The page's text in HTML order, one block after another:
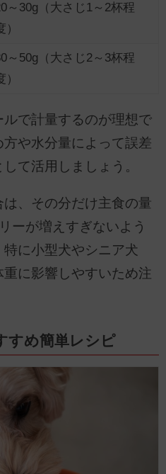
～30g（大さじ1～2杯程
）
～50g（大さじ2～3杯程
）
で計量するのが理想で
や水分量によって誤差
て活用しましょう。
、その分だけ主食の量
ーが増えすぎないよう
に小型犬やシニア犬
に影響しやすいため注
すめ簡単レシピ